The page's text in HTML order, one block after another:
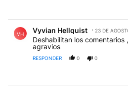
VH Vyvian Hellquist 23 DE
Deshabilitan los comentarios
agravios
RESPONDER 0 0